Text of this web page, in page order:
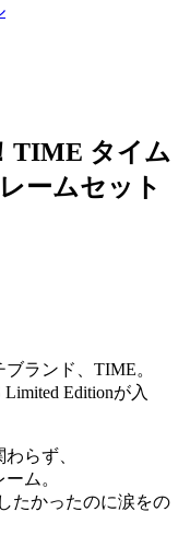
TIME タイム
ームセット
ランド、TIME。
Editionが入
らず、
ム。
たかったのに涙をの